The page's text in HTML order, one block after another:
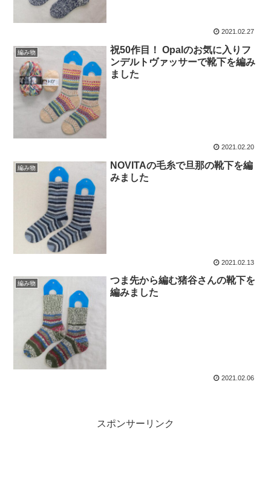
2021.02.27
編み物
祝50作目！ Opalのお気に入りフ
ンデルトヴァッサーで靴下を編み
ました
2021.02.20
編み物
NOVITAの毛糸で旦那の靴下を編
みました
2021.02.13
編み物
つま先から編む猪谷さんの靴下を
編みました
2021.02.06
スポンサーリンク